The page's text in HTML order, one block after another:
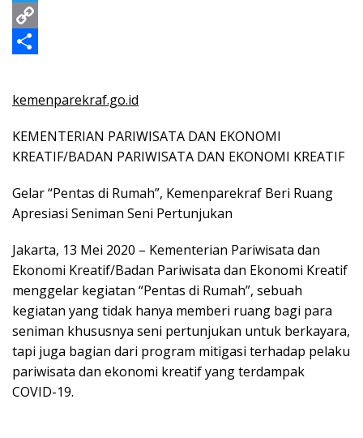
o
o
e
n
e
t
s
p
n
e
m
a
l
T
w
t
e
C
p
L
n
k
h
r
kemenparekraf.go.id
KEMENTERIAN PARIWISATA DAN EKONOMI
KREATIF/BADAN PARIWISATA DAN EKONOMI KREATIF
Gelar “Pentas di Rumah”, Kemenparekraf Beri Ruang
Apresiasi Seniman Seni Pertunjukan
Jakarta, 13 Mei 2020 – Kementerian Pariwisata dan
Ekonomi Kreatif/Badan Pariwisata dan Ekonomi Kreatif
menggelar kegiatan “Pentas di Rumah”, sebuah
kegiatan yang tidak hanya memberi ruang bagi para
seniman khususnya seni pertunjukan untuk berkayara,
tapi juga bagian dari program mitigasi terhadap pelaku
pariwisata dan ekonomi kreatif yang terdampak
COVID-19.